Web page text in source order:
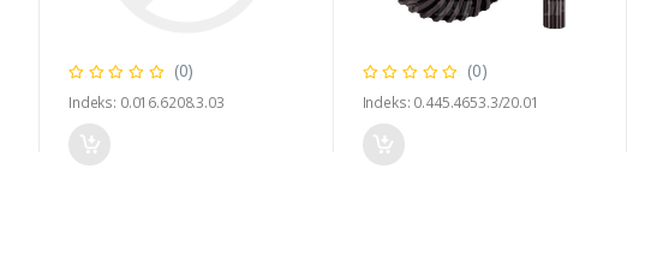
(0)
Indeks: 0.016.6208.3.03
(0)
Indeks: 0.445.4653.3/20.01